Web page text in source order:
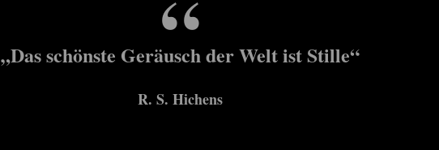
„Das schönste Geräusch der Welt ist Stille“
R. S. Hichens